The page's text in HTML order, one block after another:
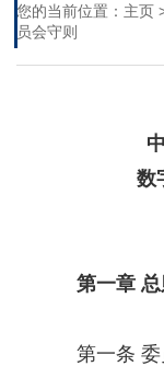
您的当前位置： 主页
员会守则
数
第一章 总
第一条 委员